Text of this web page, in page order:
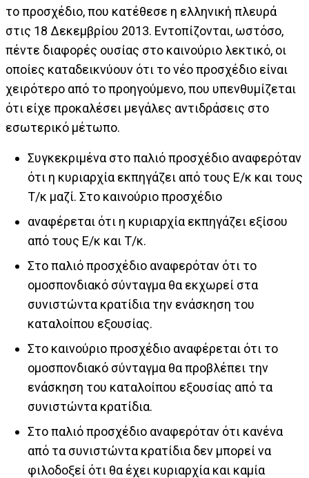
το προσχέδιο, που κατέθεσε η ελληνική πλευρά
στις 18 Δεκεμβρίου 2013. Εντοπίζονται, ωστόσο,
πέντε διαφορές ουσίας στο καινούριο λεκτικό, οι
οποίες καταδεικνύουν ότι το νέο προσχέδιο είναι
χειρότερο από το προηγούμενο, που υπενθυμίζεται
ότι είχε προκαλέσει μεγάλες αντιδράσεις στο
εσωτερικό μέτωπο.
Συγκεκριμένα στο παλιό προσχέδιο αναφερόταν
ότι η κυριαρχία εκπηγάζει από τους Ε/κ και τους
Τ/κ μαζί. Στο καινούριο προσχέδιο
αναφέρεται ότι η κυριαρχία εκπηγάζει εξίσου
από τους Ε/κ και Τ/κ.
Στο παλιό προσχέδιο αναφερόταν ότι το
ομοσπονδιακό σύνταγμα θα εκχωρεί στα
συνιστώντα κρατίδια την ενάσκηση του
καταλοίπου εξουσίας.
Στο καινούριο προσχέδιο αναφέρεται ότι το
ομοσπονδιακό σύνταγμα θα προβλέπει την
ενάσκηση του καταλοίπου εξουσίας από τα
συνιστώντα κρατίδια.
Στο παλιό προσχέδιο αναφερόταν ότι κανένα
από τα συνιστώντα κρατίδια δεν μπορεί να
φιλοδοξεί ότι θα έχει κυριαρχία και καμία